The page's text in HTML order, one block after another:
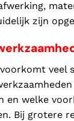
zijn
veel
en welke
Bij grotere